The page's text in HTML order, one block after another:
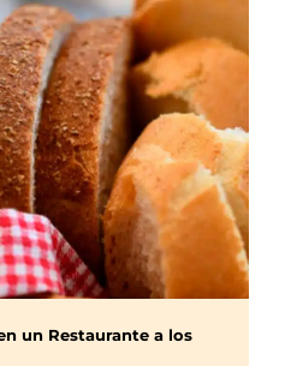
un Restaurante a los